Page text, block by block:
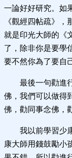
一論好好研究。如
《觀經四帖疏》
就是印光大師的《
了，除非你是要學
要不然你為了要自
最後一句勸進
佛，我們可以做得
佛，勸同事念佛，
我以前學習少
康大師用錢鼓勵小